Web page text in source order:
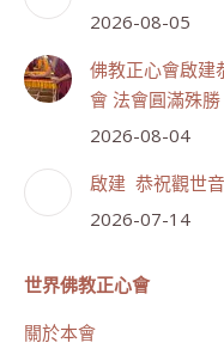
2026-08-05
佛教正心會啟建
會 法會圓滿殊勝
2026-08-04
啟建 恭祝觀世
2026-07-14
世界佛教正心會
關於本會